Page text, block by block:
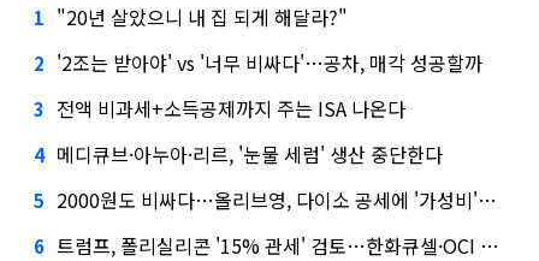
1 "20년 살았으니 내 집 되게 해달라?"
2 '2조는 받아야' vs '너무 비싸다'…공차, 매각 성공할까
3 전액 비과세+소득공제까지 주는 ISA 나온다
4 메디큐브·아누아·리르, '눈물 세럼' 생산 중단한다
5 2000원도 비싸다…올리브영, 다이소 공세에 '가성비'로 맞불
6 트럼프, 폴리실리콘 '15% 관세' 검토…한화큐셀·OCI 영향은?